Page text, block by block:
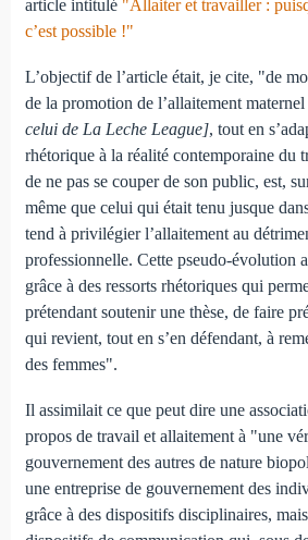
article intitulé "Allaiter et travailler :
c’est possible !"
L’objectif de l’article était, je cite, "de
de la promotion de l’allaitement maternel
celui de La Leche League], tout en
rhétorique à la réalité contemporaine du
de ne pas se couper de son public, est,
même que celui qui était tenu jusque
tend à privilégier l’allaitement au
professionnelle. Cette pseudo-évolution
grâce à des ressorts rhétoriques qui
prétendant soutenir une thèse, de faire
qui revient, tout en s’en défendant, à
des femmes".
Il assimilait ce que peut dire une
propos de travail et allaitement à "une
gouvernement des autres de nature
une entreprise de gouvernement des
grâce à des dispositifs disciplinaires,